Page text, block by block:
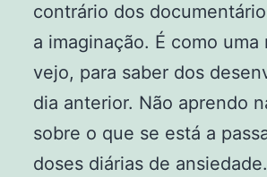
contrário dos
a imaginação. É como
vejo, para saber dos
dia anterior. Não aprendo
sobre o que se está a
doses diárias de ansiedade.